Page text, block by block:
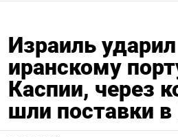
Израиль
иранскому
Каспии, через
шли поставки